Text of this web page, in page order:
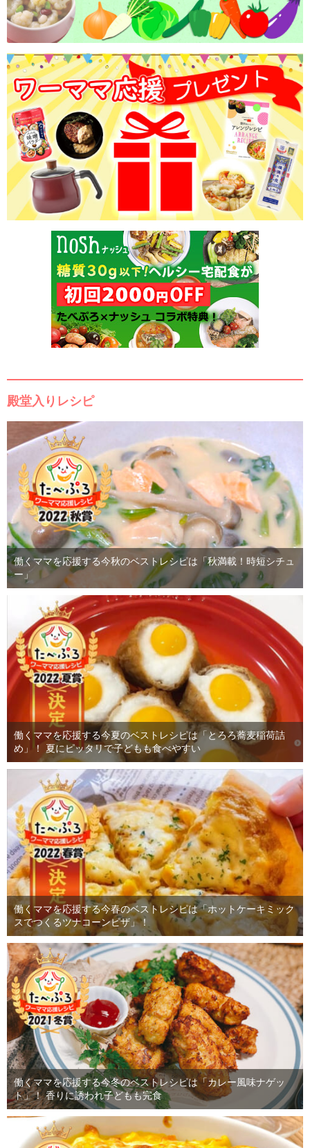
殿堂入りレシピ
働くママを応援する今秋のベストレシピは「秋満載！時短シチュ
ー」
働くママを応援する今夏のベストレシピは「とろろ蕎麦稲荷詰
め」！ 夏にピッタリで子どもも食べやすい
働くママを応援する今春のベストレシピは「ホットケーキミック
スでつくるツナコーンピザ」！
働くママを応援する今冬のベストレシピは「カレー風味ナゲッ
ト」！ 香りに誘われ子どもも完食